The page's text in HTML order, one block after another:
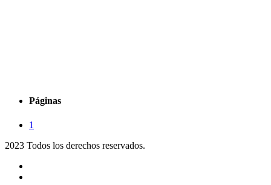
Páginas
1
2023 Todos los derechos reservados.